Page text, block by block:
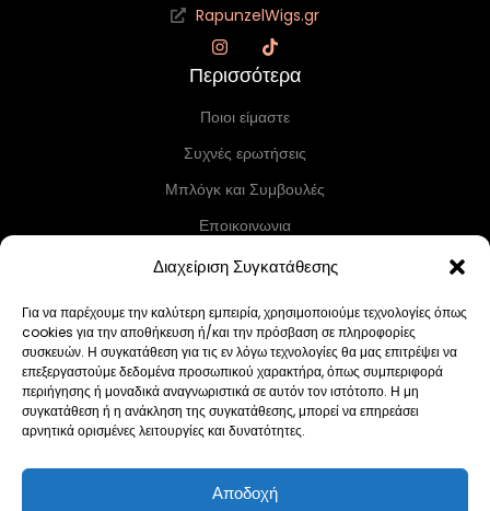
Διαχείριση Συγκατάθεσης
Για να παρέχουμε την καλύτερη εμπειρία, χρησιμοποιούμε τεχνολογίες όπως
cookies για την αποθήκευση ή/και την πρόσβαση σε πληροφορίες
συσκευών. Η συγκατάθεση για τις εν λόγω τεχνολογίες θα μας επιτρέψει να
επεξεργαστούμε δεδομένα προσωπικού χαρακτήρα, όπως συμπεριφορά
περιήγησης ή μοναδικά αναγνωριστικά σε αυτόν τον ιστότοπο. Η μη
συγκατάθεση ή η ανάκληση της συγκατάθεσης, μπορεί να επηρεάσει
αρνητικά ορισμένες λειτουργίες και δυνατότητες.
Αποδοχή
RapunzelWigs.gr
Περισσότερα
Ποιοι είμαστε
Συχνές ερωτήσεις
Μπλόγκ και Συμβουλές
Εποικοινωνια
info@hairdresserstylish.com
+30 698 69 54 519
+30 210 86 55 004
Τετ–Τρ 10:30–19:30 • Πέμ 10:30–18:00 • Παρ 12:00–19:30 • Σάβ 12:00–
ImprintΔήλωση Απορρήτου